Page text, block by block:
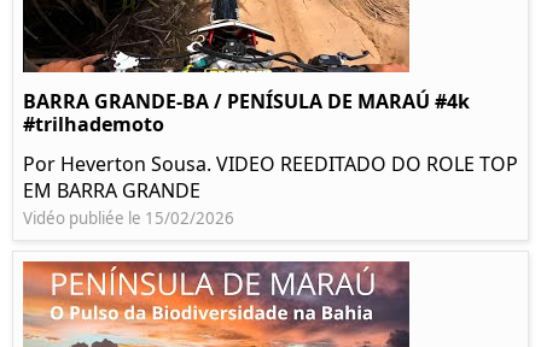
BARRA GRANDE-BA / PENÍSULA DE MARAÚ #4k
#trilhademoto
Por Heverton Sousa. VIDEO REEDITADO DO ROLE TOP
EM BARRA GRANDE
Vidéo publiée le 15/02/2026